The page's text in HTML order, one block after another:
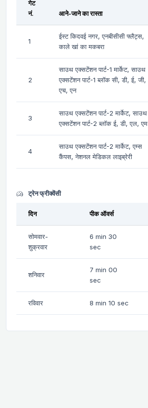
गेट
नं.
आने-जाने का रास्ता
1
ईस्ट किदवई नगर, एनबीसीसी फ्लैट्स,
काले खां का मकबरा
2
साउथ एक्सटेंशन पार्ट-1 मार्केट, साउथ
एक्सटेंशन पार्ट-1 ब्लॉक सी, डी, ई, जी,
एच, एन
3
साउथ एक्सटेंशन पार्ट-2 मार्केट, साउथ
एक्सटेंशन पार्ट-2 ब्लॉक ई, डी, एल, एम
4
साउथ एक्सटेंशन पार्ट-2 मार्केट, एम्स
कैंपस, नेशनल मेडिकल लाइब्रेरी
ट्रेन फ्रीक्वेंसी
दिन पीक ऑवर्स
सोमवार-
शुक्रवार
6 min 30
sec
शनिवार
7 min 00
sec
रविवार 8 min 10 sec